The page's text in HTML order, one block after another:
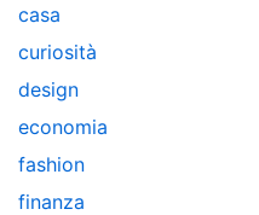
casa
curiosità
design
economia
fashion
finanza